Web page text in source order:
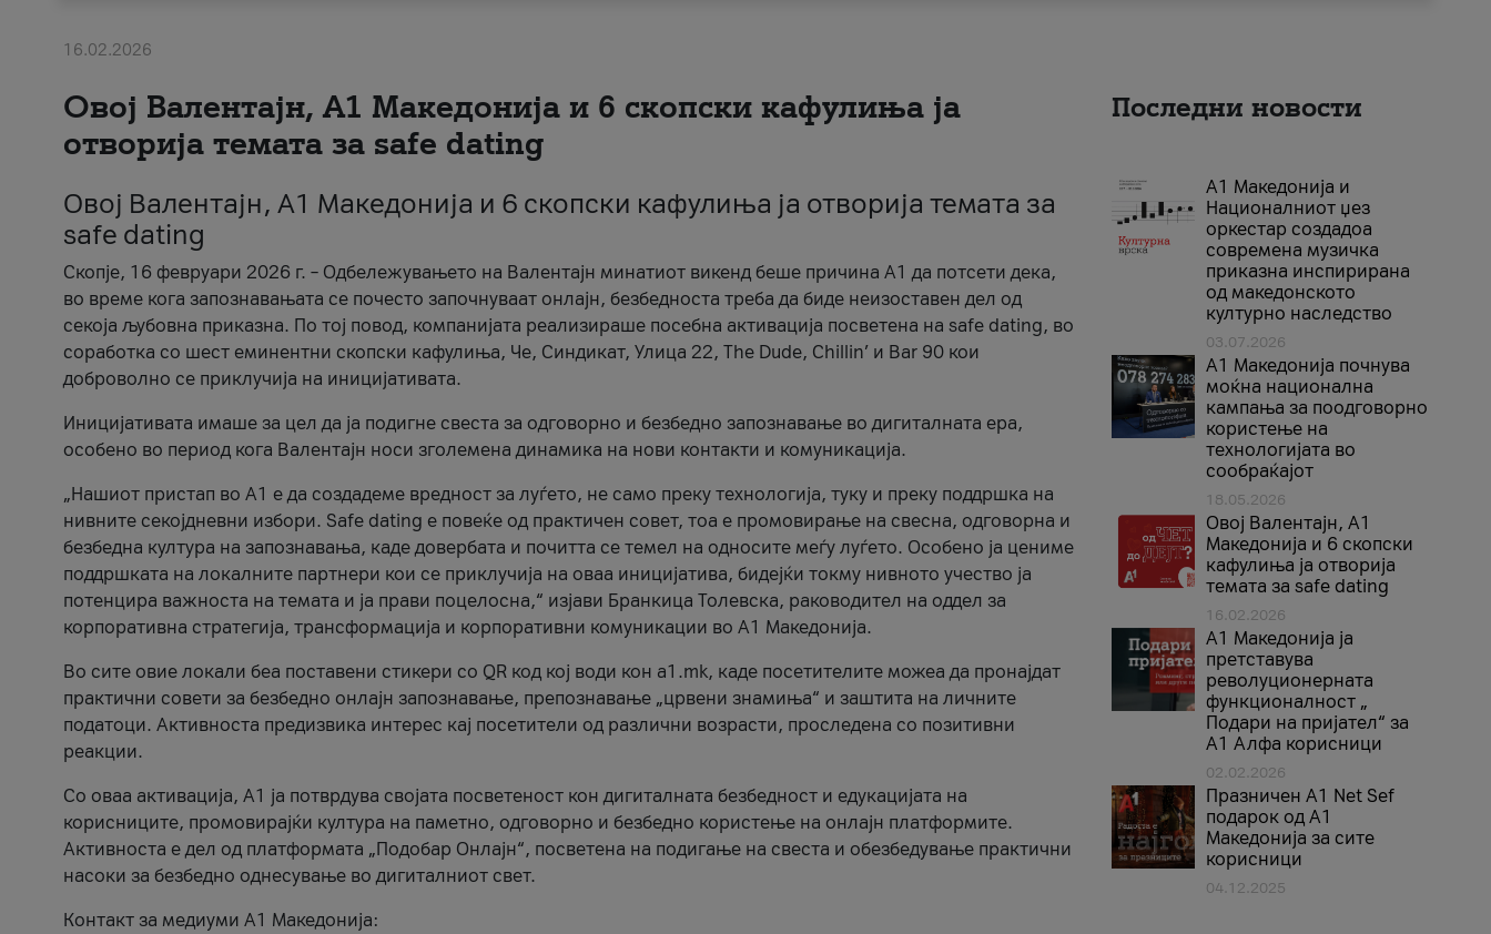
16.02.2026
Овој Валентајн, A1 Македонија и 6 скопски кафулиња ја
отворија темата за safe dating
Овој Валентајн, A1 Македонија и 6 скопски кафулиња ја отворија темата за
safe dating
Скопје, 16 февруари 2026 г. – Одбележувањето на Валентајн минатиот викенд беше причина А1 да потсети дека,
во време кога запознавањата се почесто започнуваат онлајн, безбедноста треба да биде неизоставен дел од
секоја љубовна приказна. По тој повод, компанијата реализираше посебна активација посветена на safe dating, во
соработка со шест еминентни скопски кафулиња, Че, Синдикат, Улица 22, The Dude, Chillin’ и Bar 90 кои
доброволно се приклучија на иницијативата.
Иницијативата имаше за цел да ја подигне свеста за одговорно и безбедно запознавање во дигиталната ера,
особено во период кога Валентајн носи зголемена динамика на нови контакти и комуникација.
„Нашиот пристап во А1 е да создадеме вредност за луѓето, не само преку технологија, туку и преку поддршка на
нивните секојдневни избори. Safe dating е повеќе од практичен совет, тоа е промовирање на свесна, одговорна и
безбедна култура на запознавања, каде довербата и почитта се темел на односите меѓу луѓето. Особено ја цениме
поддршката на локалните партнери кои се приклучија на оваа иницијатива, бидејќи токму нивното учество ја
потенцира важноста на темата и ја прави поцелосна,“ изјави Бранкица Толевска, раководител на оддел за
корпоративна стратегија, трансформација и корпоративни комуникации во А1 Македонија.
Во сите овие локали беа поставени стикери со QR код кој води кон a1.mk, каде посетителите можеа да пронајдат
практични совети за безбедно онлајн запознавање, препознавање „црвени знамиња“ и заштита на личните
податоци. Активноста предизвика интерес кај посетители од различни возрасти, проследена со позитивни
реакции.
Со оваа активација, А1 ја потврдува својата посветеност кон дигиталната безбедност и едукацијата на
корисниците, промовирајќи култура на паметно, одговорно и безбедно користење на онлајн платформите.
Активноста е дел од платформата „Подобар Онлајн“, посветена на подигање на свеста и обезбедување практични
насоки за безбедно однесување во дигиталниот свет.
Контакт за медиуми А1 Македонија:
Последни новости
А1 Македонија и
Националниот џез
оркестар создадоа
современа музичка
приказна инспирирана
од македонското
културно наследство
03.07.2026
A1 Македонија почнува
моќна национална
кампања за поодговорно
користење на
технологијата во
сообраќајот
18.05.2026
Овој Валентајн, A1
Македонија и 6 скопски
кафулиња ја отворија
темата за safe dating
16.02.2026
А1 Македонија ја
претставува
револуционерната
функционалност „
Подари на пријател“ за
А1 Алфа корисници
02.02.2026
Празничен A1 Net Sеf
подарок од А1
Македонија за сите
корисници
04.12.2025